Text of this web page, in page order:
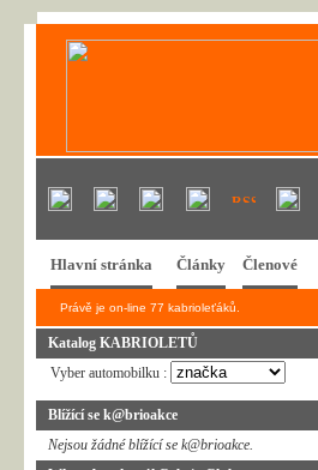
Hlavní stránka Články Členové
Právě je on-line 77 kabrioleťáků.
Katalog KABRIOLETŮ
Vyber automobilku :
Blížící se k@brioakce
Nejsou žádné blížící se k@brioakce.